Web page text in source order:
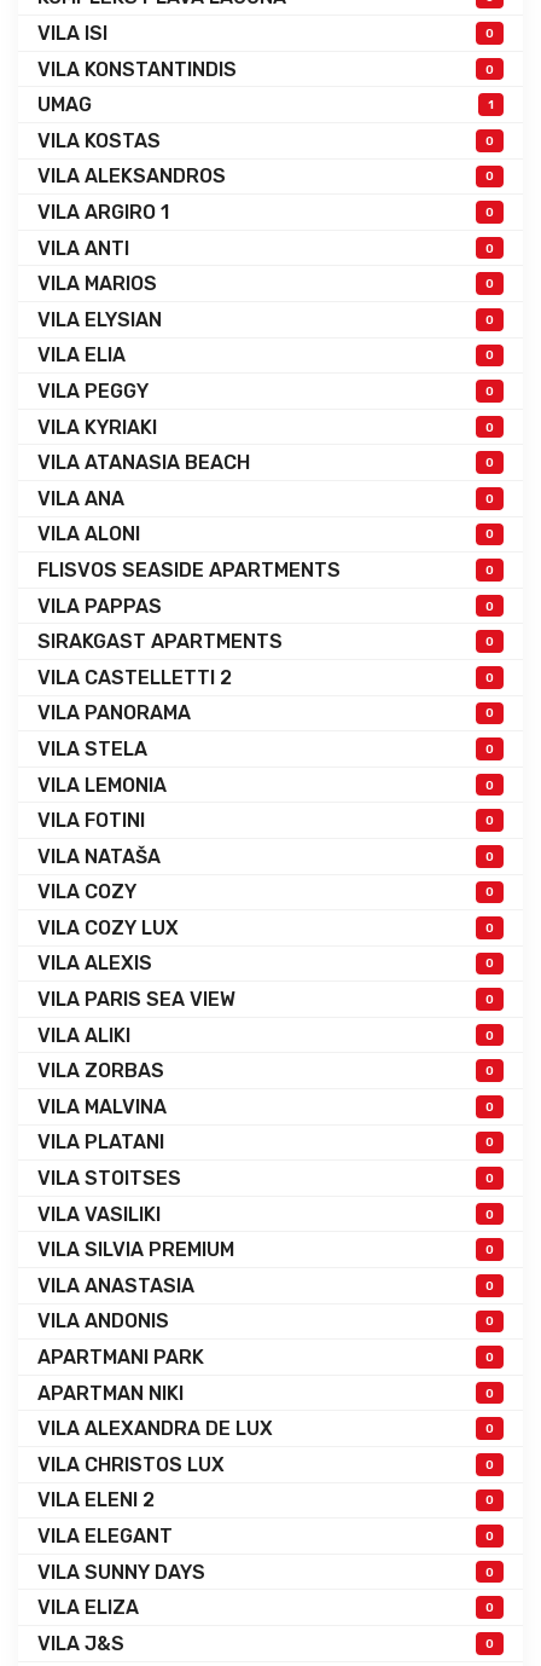
VILA ISI 0
VILA KONSTANTINDIS 0
UMAG 1
VILA KOSTAS 0
VILA ALEKSANDROS 0
VILA ARGIRO 1 0
VILA ANTI 0
VILA MARIOS 0
VILA ELYSIAN 0
VILA ELIA 0
VILA PEGGY 0
VILA KYRIAKI 0
VILA ATANASIA BEACH 0
VILA ANA 0
VILA ALONI 0
FLISVOS SEASIDE APARTMENTS 0
VILA PAPPAS 0
SIRAKGAST APARTMENTS 0
VILA CASTELLETTI 2 0
VILA PANORAMA 0
VILA STELA 0
VILA LEMONIA 0
VILA FOTINI 0
VILA NATAŠA 0
VILA COZY 0
VILA COZY LUX 0
VILA ALEXIS 0
VILA PARIS SEA VIEW 0
VILA ALIKI 0
VILA ZORBAS 0
VILA MALVINA 0
VILA PLATANI 0
VILA STOITSES 0
VILA VASILIKI 0
VILA SILVIA PREMIUM 0
VILA ANASTASIA 0
VILA ANDONIS 0
APARTMANI PARK 0
APARTMAN NIKI 0
VILA ALEXANDRA DE LUX 0
VILA CHRISTOS LUX 0
VILA ELENI 2 0
VILA ELEGANT 0
VILA SUNNY DAYS 0
VILA ELIZA 0
VILA J&S 0